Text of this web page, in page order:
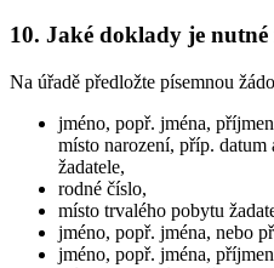
10. Jaké doklady je nutné
Na úřadě předložte písemnou
jméno, popř. jména,
místo narození, příp.
žadatele,
rodné číslo,
místo trvalého pobytu
jméno, popř. jména, nebo
jméno, popř. jména,